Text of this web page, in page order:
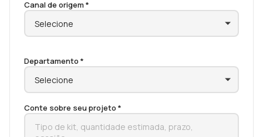
Canal de origem *
Departamento *
Conte sobre seu projeto *